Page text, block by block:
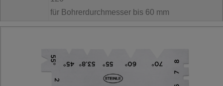
für Bohrerdurchmesser bis 60 mm